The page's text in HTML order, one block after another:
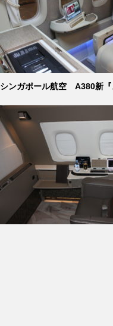
シンガポール航空 A380新『